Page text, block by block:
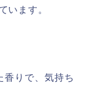
います。
香りで、気持ち